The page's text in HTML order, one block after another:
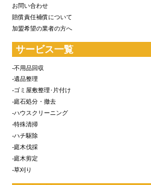
お問い合わせ
賠償責任補償について
加盟希望の業者の方へ
サービス一覧
-不用品回収
-遺品整理
-ゴミ屋敷整理･片付け
-庭石処分・撤去
-ハウスクリーニング
-特殊清掃
-ハチ駆除
-庭木伐採
-庭木剪定
-草刈り